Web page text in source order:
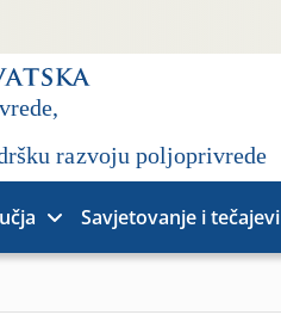
Savjetovanje i tečajevi